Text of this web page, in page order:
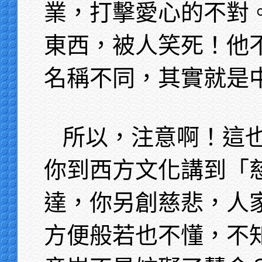
業，打擊愛心的不對
東西，被人笑死！他
名稱不同，其實就是
所以，注意啊！這
你到西方文化講到「
達，你另創慈悲，人
方便般若也不懂，不